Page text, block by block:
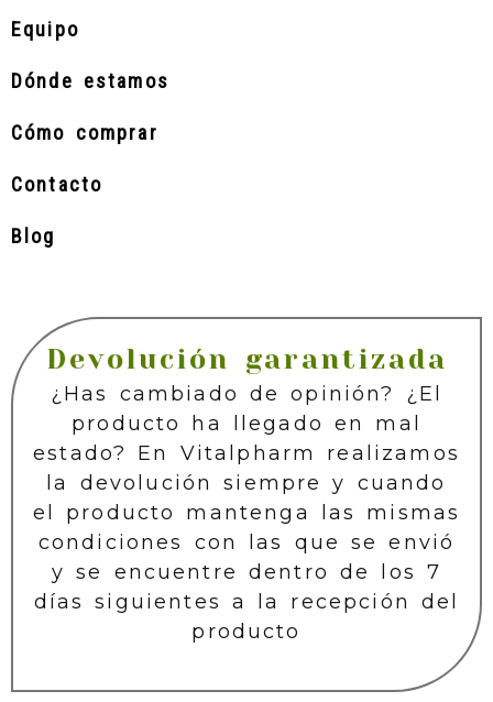
Equipo
Dónde estamos
Cómo comprar
Contacto
Blog
Devolución garantizada
¿Has cambiado de opinión? ¿El
producto ha llegado en mal
estado? En Vitalpharm realizamos
la devolución siempre y cuando
el producto mantenga las mismas
condiciones con las que se envió
y se encuentre dentro de los 7
días siguientes a la recepción del
producto